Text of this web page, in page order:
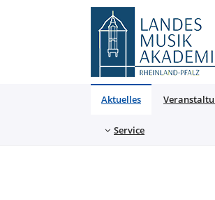
Landesmusikakademie
Aktuelles
Service